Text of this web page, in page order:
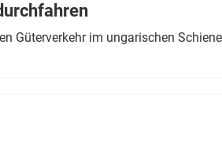
Güterverkehr im ungarischen